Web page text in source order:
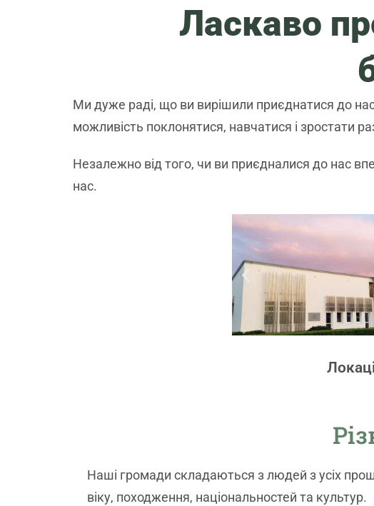
Ласкаво
Ми дуже раді, що ви вирішили приєднатися до
можливість поклонятися, навчатися і зростати
Незалежно від того, чи ви приєдналися до нас
нас.
Наші громади складаються з людей з усіх
віку, походження, національностей та культур.